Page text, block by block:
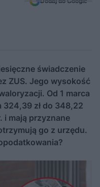
świadczenie
ZUS. Jego wysokość
Od 1 marca
324,39 zł do 348,22
i mają przyznane
go z urzędu.